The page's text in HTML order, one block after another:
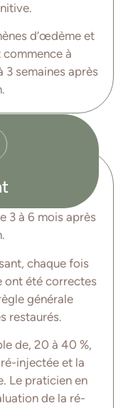
d’œdème et
commence à
3 semaines après
3 à 6 mois après
chaque fois
ont été correctes
générale
restaurés.
de, 20 à 40 %,
injectée et la
Le praticien en
de la ré-